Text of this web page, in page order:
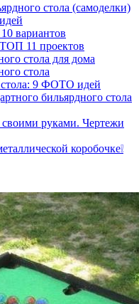
стола (самоделки)
вариантов
11 проектов
стола для дома
стола
стола: 9 ФОТО идей
бильярдного стола
своими руками. Чертежи
коробочке❕